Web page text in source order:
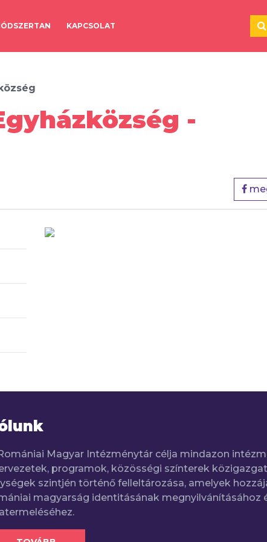
KAPCSOLAT
-
Magyar Intézménytár célja mindazon
programok, közösségi színterek
szintjén történő felleltározása, amelyek
magyarság identitásának megnyilvánításához